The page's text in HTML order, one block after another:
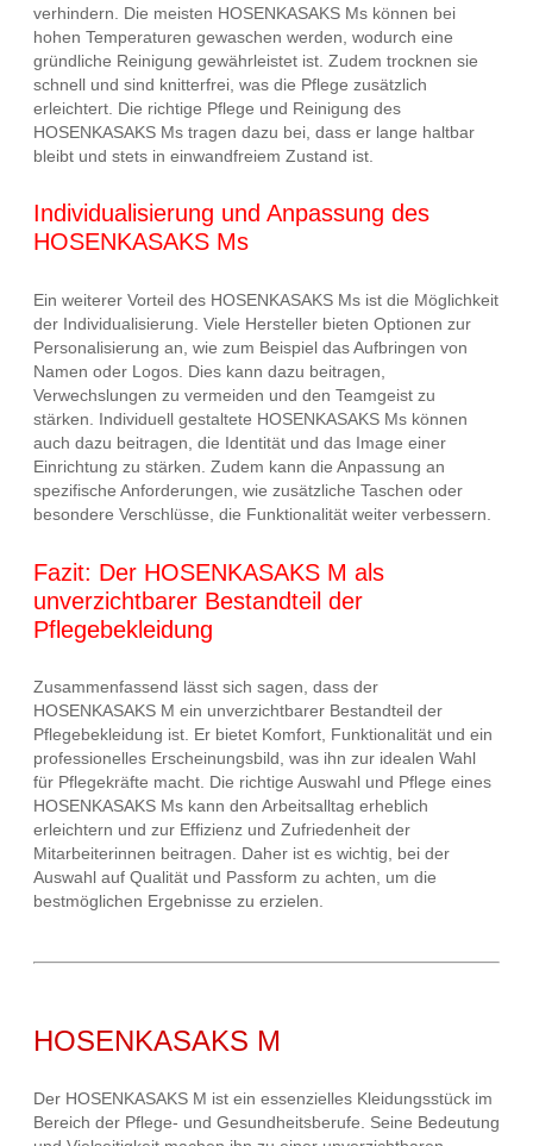
verhindern. Die meisten HOSENKASAKS Ms können bei
hohen Temperaturen gewaschen werden, wodurch eine
gründliche Reinigung gewährleistet ist. Zudem trocknen sie
schnell und sind knitterfrei, was die Pflege zusätzlich
erleichtert. Die richtige Pflege und Reinigung des
HOSENKASAKS Ms tragen dazu bei, dass er lange haltbar
bleibt und stets in einwandfreiem Zustand ist.
Individualisierung und Anpassung des
HOSENKASAKS Ms
Ein weiterer Vorteil des HOSENKASAKS Ms ist die Möglichkeit
der Individualisierung. Viele Hersteller bieten Optionen zur
Personalisierung an, wie zum Beispiel das Aufbringen von
Namen oder Logos. Dies kann dazu beitragen,
Verwechslungen zu vermeiden und den Teamgeist zu
stärken. Individuell gestaltete HOSENKASAKS Ms können
auch dazu beitragen, die Identität und das Image einer
Einrichtung zu stärken. Zudem kann die Anpassung an
spezifische Anforderungen, wie zusätzliche Taschen oder
besondere Verschlüsse, die Funktionalität weiter verbessern.
Fazit: Der HOSENKASAKS M als
unverzichtbarer Bestandteil der
Pflegebekleidung
Zusammenfassend lässt sich sagen, dass der
HOSENKASAKS M ein unverzichtbarer Bestandteil der
Pflegebekleidung ist. Er bietet Komfort, Funktionalität und ein
professionelles Erscheinungsbild, was ihn zur idealen Wahl
für Pflegekräfte macht. Die richtige Auswahl und Pflege eines
HOSENKASAKS Ms kann den Arbeitsalltag erheblich
erleichtern und zur Effizienz und Zufriedenheit der
Mitarbeiterinnen beitragen. Daher ist es wichtig, bei der
Auswahl auf Qualität und Passform zu achten, um die
bestmöglichen Ergebnisse zu erzielen.
HOSENKASAKS M
Der HOSENKASAKS M ist ein essenzielles Kleidungsstück im
Bereich der Pflege- und Gesundheitsberufe. Seine Bedeutung